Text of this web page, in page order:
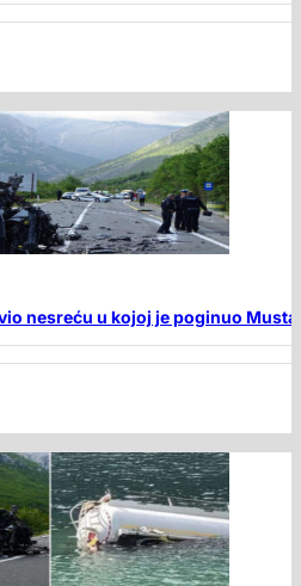
nesreću u kojoj je poginuo